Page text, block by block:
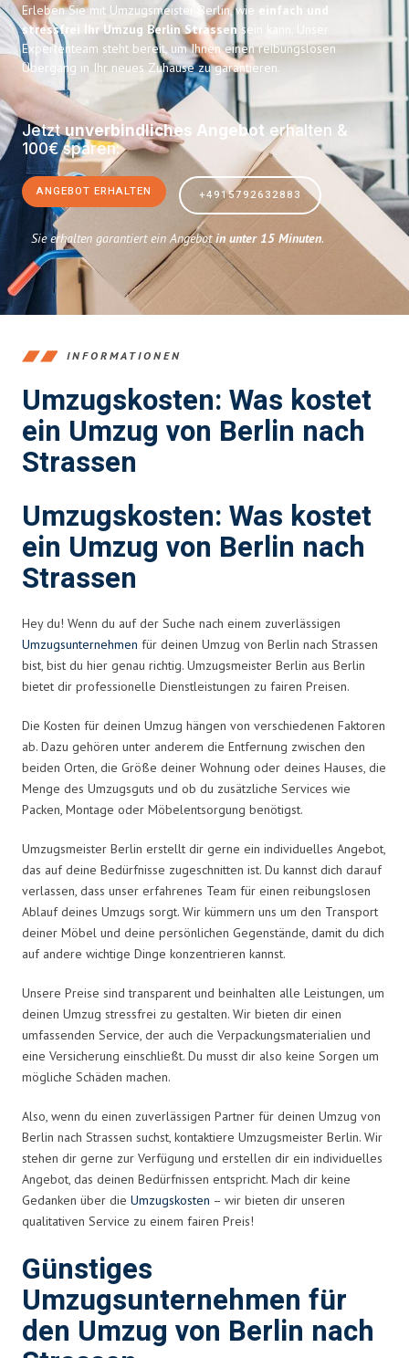
Erleben Sie mit Umzugsmeister Berlin, wie einfach und
stressfrei Ihr Umzug Berlin Strassen sein kann. Unser
Expertenteam steht bereit, um Ihnen einen reibungslosen
Übergang in Ihr neues Zuhause zu garantieren.
Jetztunverbindliches Angebot erhalten &
100€ sparen:
ANGEBOT ERHALTEN +4915792632883
Sie erhalten garantiert ein Angebotin unter 15 Minuten.
INFORMATIONEN
Umzugskosten: Was kostet
ein Umzug von Berlin nach
Strassen
Umzugskosten: Was kostet
ein Umzug von Berlin nach
Strassen
Hey du! Wenn du auf der Suche nach einem zuverlässigen
Umzugsunternehmen für deinen Umzug von Berlin nach Strassen
bist, bist du hier genau richtig. Umzugsmeister Berlin aus Berlin
bietet dir professionelle Dienstleistungen zu fairen Preisen.
Die Kosten für deinen Umzug hängen von verschiedenen Faktoren
ab. Dazu gehören unter anderem die Entfernung zwischen den
beiden Orten, die Größe deiner Wohnung oder deines Hauses, die
Menge des Umzugsguts und ob du zusätzliche Services wie
Packen, Montage oder Möbelentsorgung benötigst.
Umzugsmeister Berlin erstellt dir gerne ein individuelles Angebot,
das auf deine Bedürfnisse zugeschnitten ist. Du kannst dich darauf
verlassen, dass unser erfahrenes Team für einen reibungslosen
Ablauf deines Umzugs sorgt. Wir kümmern uns um den Transport
deiner Möbel und deine persönlichen Gegenstände, damit du dich
auf andere wichtige Dinge konzentrieren kannst.
Unsere Preise sind transparent und beinhalten alle Leistungen, um
deinen Umzug stressfrei zu gestalten. Wir bieten dir einen
umfassenden Service, der auch die Verpackungsmaterialien und
eine Versicherung einschließt. Du musst dir also keine Sorgen um
mögliche Schäden machen.
Also, wenn du einen zuverlässigen Partner für deinen Umzug von
Berlin nach Strassen suchst, kontaktiere Umzugsmeister Berlin. Wir
stehen dir gerne zur Verfügung und erstellen dir ein individuelles
Angebot, das deinen Bedürfnissen entspricht. Mach dir keine
Gedanken über die Umzugskosten – wir bieten dir unseren
qualitativen Service zu einem fairen Preis!
Günstiges
Umzugsunternehmen für
den Umzug von Berlin nach